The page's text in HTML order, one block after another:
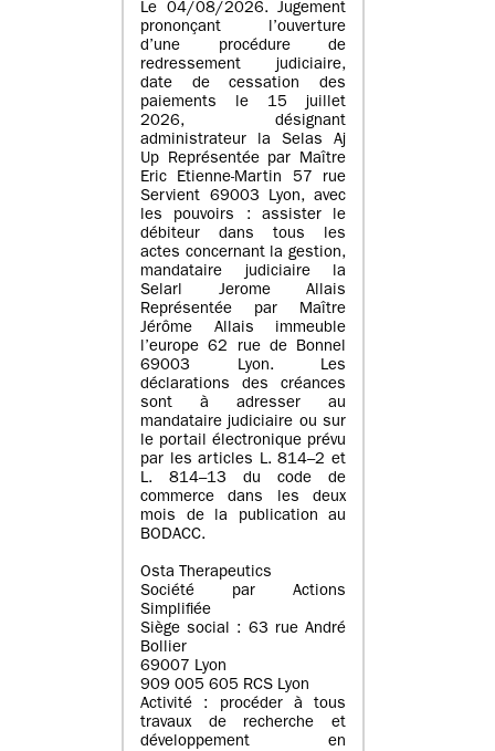
Le 04/08/2026. Jugement
prononçant l’ouverture
d’une procédure de
redressement judiciaire,
date de cessation des
paiements le 15 juillet
2026, désignant
administrateur la Selas Aj
Up Représentée par Maître
Eric Etienne-Martin 57 rue
Servient 69003 Lyon, avec
les pouvoirs : assister le
débiteur dans tous les
actes concernant la gestion,
mandataire judiciaire la
Selarl Jerome Allais
Représentée par Maître
Jérôme Allais immeuble
l’europe 62 rue de Bonnel
69003 Lyon. Les
déclarations des créances
sont à adresser au
mandataire judiciaire ou sur
le portail électronique prévu
par les articles L. 814–2 et
L. 814–13 du code de
commerce dans les deux
mois de la publication au
BODACC.
Osta Therapeutics
Société par Actions
Simplifiée
Siège social : 63 rue André
Bollier
69007 Lyon
909 005 605 RCS Lyon
Activité : procéder à tous
travaux de recherche et
développement en